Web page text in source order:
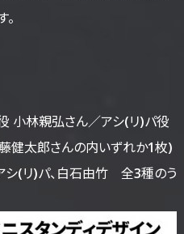
小林親弘さん／アシ(リ)パ役
健太郎さんの内いずれか1枚)
シ(リ)パ、白石由竹 全3種のう